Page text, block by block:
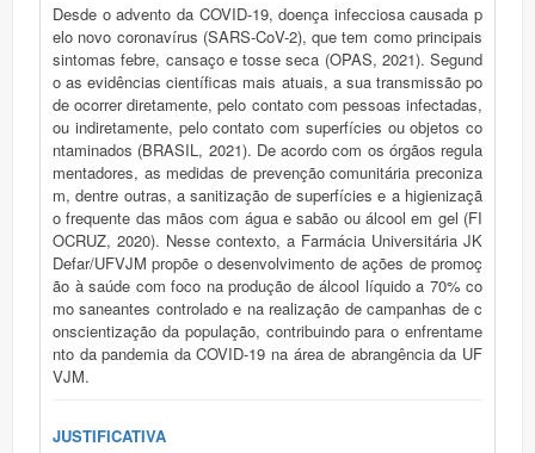
Desde o advento da COVID-19, doença infecciosa causada p
elo novo coronavírus (SARS-CoV-2), que tem como principais
sintomas febre, cansaço e tosse seca (OPAS, 2021). Segund
o as evidências científicas mais atuais, a sua transmissão po
de ocorrer diretamente, pelo contato com pessoas infectadas,
ou indiretamente, pelo contato com superfícies ou objetos co
ntaminados (BRASIL, 2021). De acordo com os órgãos regula
mentadores, as medidas de prevenção comunitária preconiza
m, dentre outras, a sanitização de superfícies e a higienizaçã
o frequente das mãos com água e sabão ou álcool em gel (FI
OCRUZ, 2020). Nesse contexto, a Farmácia Universitária JK
Defar/UFVJM propõe o desenvolvimento de ações de promoç
ão à saúde com foco na produção de álcool líquido a 70% co
mo saneantes controlado e na realização de campanhas de c
onscientização da população, contribuindo para o enfrentame
nto da pandemia da COVID-19 na área de abrangência da UF
VJM.
JUSTIFICATIVA